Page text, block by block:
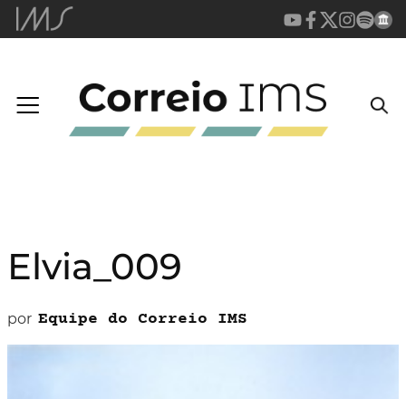
Elvia_009
por Equipe do Correio IMS